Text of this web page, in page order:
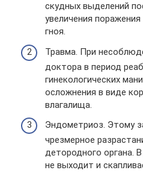
скудных выделений
увеличения
гноя.
Травма. При
доктора в период
гинекологических
осложнения в виде
влагалища.
Эндометриоз. Этому
чрезмерное
детородного органа.
не выходит и